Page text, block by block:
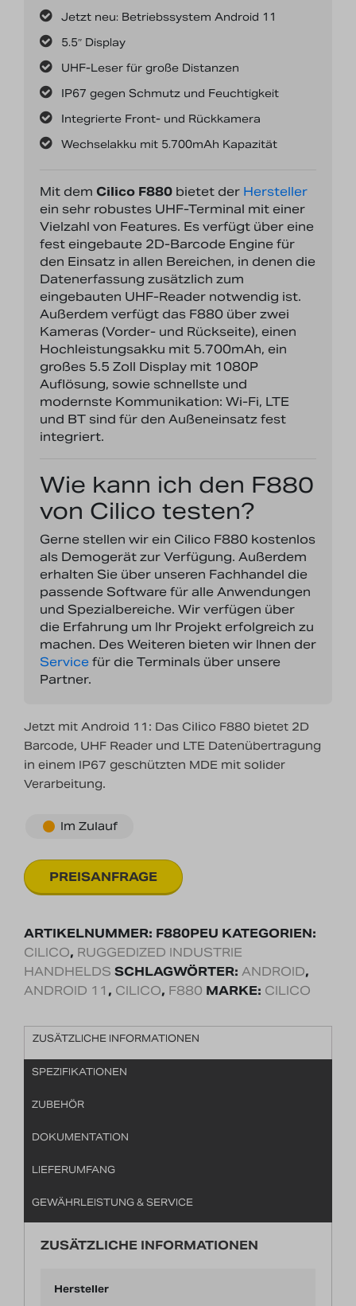
Jetzt neu: Betriebssystem Android 11
5.5″ Display
UHF-Leser für große Distanzen
IP67 gegen Schmutz und Feuchtigkeit
Integrierte Front- und Rückkamera
Wechselakku mit 5.700mAh Kapazität
Mit dem Cilico F880 bietet der Hersteller
ein sehr robustes UHF-Terminal mit einer
Vielzahl von Features. Es verfügt über eine
fest eingebaute 2D-Barcode Engine für
den Einsatz in allen Bereichen, in denen die
Datenerfassung zusätzlich zum
eingebauten UHF-Reader notwendig ist.
Außerdem verfügt das F880 über zwei
Kameras (Vorder- und Rückseite), einen
Hochleistungsakku mit 5.700mAh, ein
großes 5.5 Zoll Display mit 1080P
Auflösung, sowie schnellste und
modernste Kommunikation: Wi-Fi, LTE
und BT sind für den Außeneinsatz fest
integriert.
Wie kann ich den F880
von Cilico testen?
Gerne stellen wir ein Cilico F880 kostenlos
als Demogerät zur Verfügung. Außerdem
erhalten Sie über unseren Fachhandel die
passende Software für alle Anwendungen
und Spezialbereiche. Wir verfügen über
die Erfahrung um Ihr Projekt erfolgreich zu
machen. Des Weiteren bieten wir Ihnen der
Service für die Terminals über unsere
Partner.
Jetzt mit Android 11: Das Cilico F880 bietet 2D
Barcode, UHF Reader und LTE Datenübertragung
in einem IP67 geschützten MDE mit solider
Verarbeitung.
Im Zulauf
ARTIKELNUMMER: F880PEU KATEGORIEN:
CILICO, RUGGEDIZED INDUSTRIE
HANDHELDS SCHLAGWÖRTER: ANDROID,
ANDROID 11 , CILICO, F880 MARKE: CILICO
ZUSÄTZLICHE INFORMATIONEN
SPEZIFIKATIONEN
ZUBEHÖR
DOKUMENTATION
LIEFERUMFANG
GEWÄHRLEISTUNG & SERVICE
ZUSÄTZLICHE INFORMATIONEN
Hersteller